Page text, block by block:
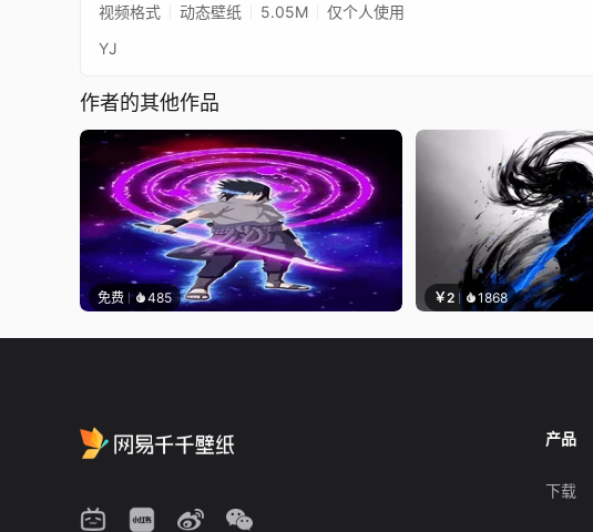
视频格式 动态壁纸 5.05M 仅个人使用
YJ
作者的其他作品
免费 485 ￥2 1868
产品
下载